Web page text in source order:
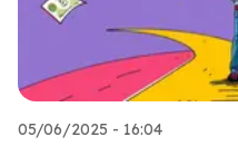
05/06/2025 - 16:04